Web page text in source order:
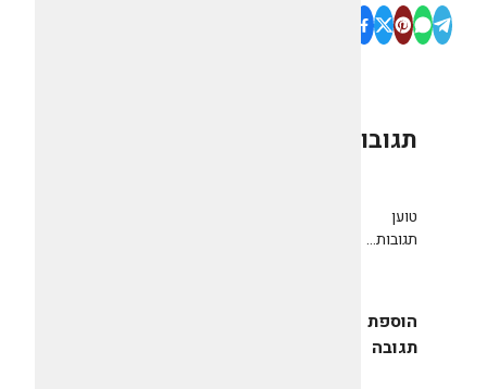
תגובות
טוען
תגובות...
הוספת
תגובה